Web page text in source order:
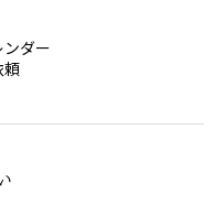
ダー
頼